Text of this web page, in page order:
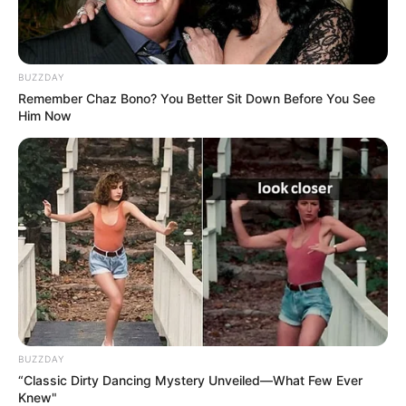
Wäre es nicht besser, wenn sich die Präsidenten und
Generäle mit Knüppeln gegenseitig erschlagen würden,
statt mit ihren Herdenarmeen so viele andere Menschen
zu ermorden?
weitere Kalauer
Quermania folgen: Impressum & Kontakt
Smartphone Startseite
BUZZDAY
Remember Chaz Bono? You Better Sit Down Before You See
Him Now
BUZZDAY
“Classic Dirty Dancing Mystery Unveiled—What Few Ever
Knew"